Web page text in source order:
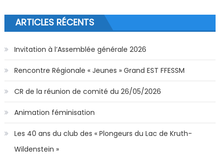
ARTICLES RÉCENTS
Invitation à l’Assemblée générale 2026
Rencontre Régionale « Jeunes » Grand EST FFESSM
CR de la réunion de comité du 26/05/2026
Animation féminisation
Les 40 ans du club des « Plongeurs du Lac de Kruth-
Wildenstein »